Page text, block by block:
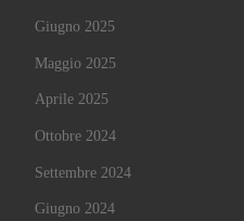
Giugno 2025
Maggio 2025
Aprile 2025
Ottobre 2024
Settembre 2024
Giugno 2024